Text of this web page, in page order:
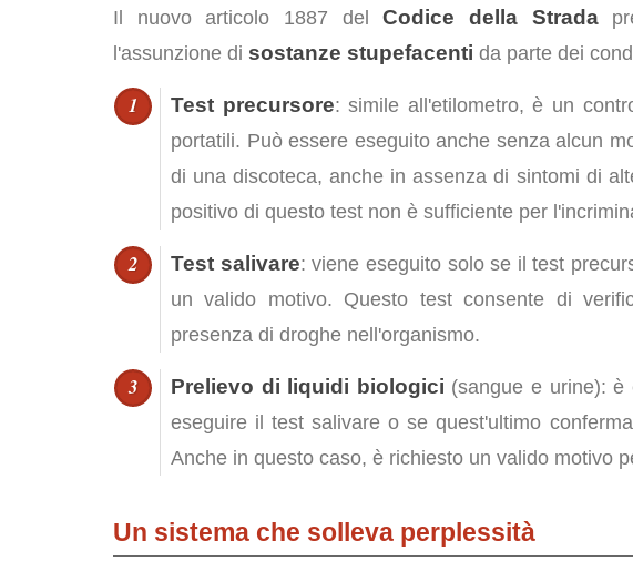
Il nuovo articolo 1887 delCodice della Strada
l'assunzione di sostanze stupefacenti da parte dei
Test precursore: simile all'etilometro, è un
portatili. Può essere eseguito anche senza alcun
di una discoteca, anche in assenza di sintomi di
positivo di questo test non è sufficiente per
Test salivare: viene eseguito solo se il test
un valido motivo. Questo test consente di
presenza di droghe nell'organismo.
Prelievo di liquidi biologici (sangue e urine): è
eseguire il test salivare o se quest'ultimo
Anche in questo caso, è richiesto un valido motivo
Un sistema che solleva perplessità